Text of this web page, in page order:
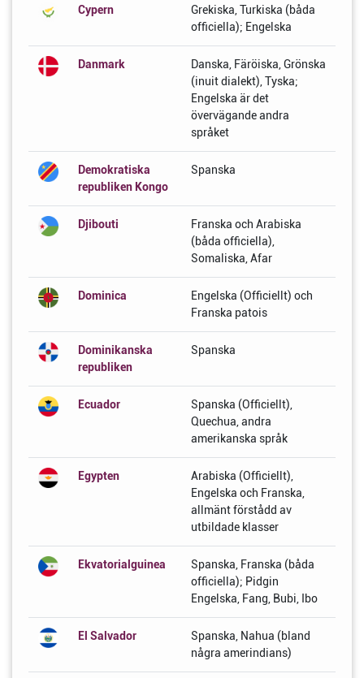
Cypern
Grekiska, Turkiska (båda
officiella); Engelska
Danmark
Danska, Färöiska, Grönska
(inuit dialekt), Tyska;
Engelska är det
övervägande andra
språket
Demokratiska
republiken Kongo
Spanska
Djibouti
Franska och Arabiska
(båda officiella),
Somaliska, Afar
Dominica
Engelska (Officiellt) och
Franska patois
Dominikanska
republiken
Spanska
Ecuador
Spanska (Officiellt),
Quechua, andra
amerikanska språk
Egypten
Arabiska (Officiellt),
Engelska och Franska,
allmänt förstådd av
utbildade klasser
Ekvatorialguinea
Spanska, Franska (båda
officiella); Pidgin
Engelska, Fang, Bubi, Ibo
El Salvador
Spanska, Nahua (bland
några amerindians)